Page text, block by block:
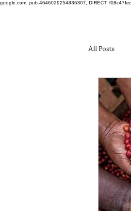
google.com, pub-4646029254836307, DIRECT,
All Posts
Kahve
Kahve